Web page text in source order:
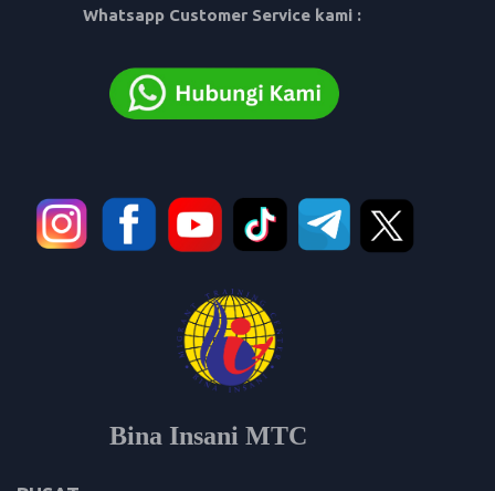
Whatsapp Customer Service kami :
Bina Insani MTC